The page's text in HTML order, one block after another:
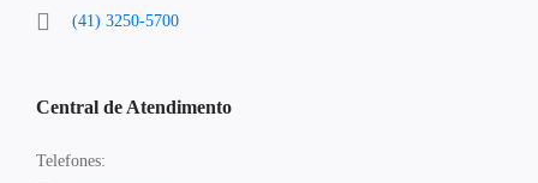
(41) 3250-5700
Central de Atendimento
Telefones: